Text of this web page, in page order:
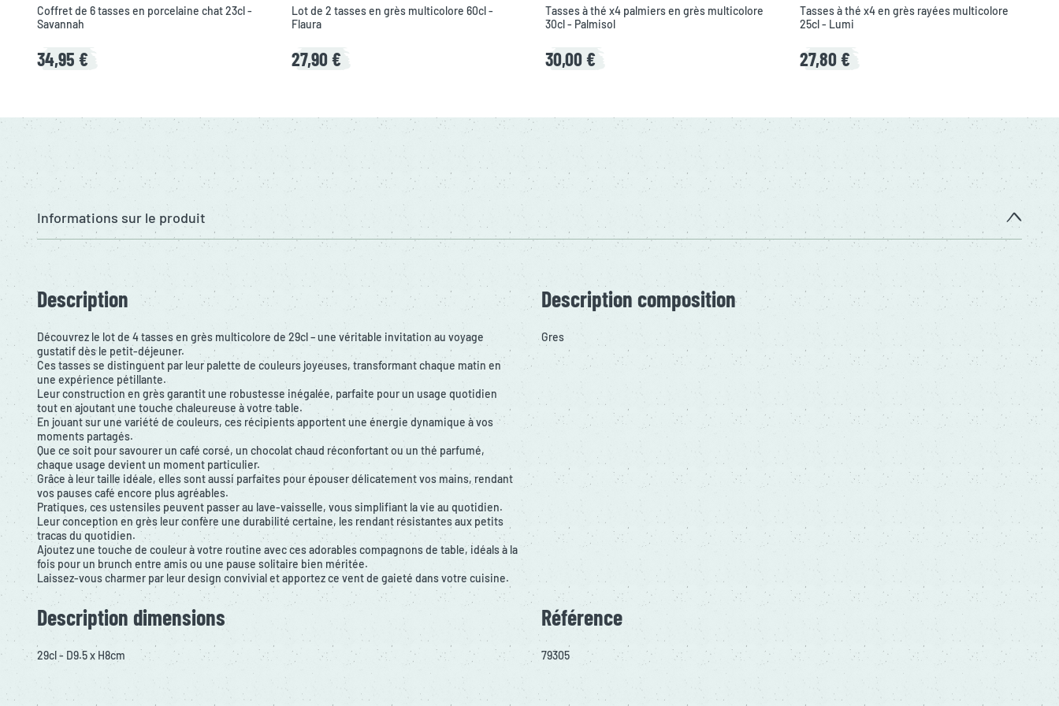
Coffret de 6 tasses en porcelaine chat 23cl -
Savannah
34,95 €
Lot de 2 tasses en grès multicolore 60cl -
Flaura
27,90 €
Tasses à thé x4 palmiers en grès multicolore
30cl - Palmisol
30,00 €
Tasses à thé x4 en grès rayées multicolore
25cl - Lumi
27,80 €
Informations sur le produit
Description
Découvrez le lot de 4 tasses en grès multicolore de 29cl – une véritable invitation au voyage
gustatif dès le petit-déjeuner.
Ces tasses se distinguent par leur palette de couleurs joyeuses, transformant chaque matin en
une expérience pétillante.
Leur construction en grès garantit une robustesse inégalée, parfaite pour un usage quotidien
tout en ajoutant une touche chaleureuse à votre table.
En jouant sur une variété de couleurs, ces récipients apportent une énergie dynamique à vos
moments partagés.
Que ce soit pour savourer un café corsé, un chocolat chaud réconfortant ou un thé parfumé,
chaque usage devient un moment particulier.
Grâce à leur taille idéale, elles sont aussi parfaites pour épouser délicatement vos mains, rendant
vos pauses café encore plus agréables.
Pratiques, ces ustensiles peuvent passer au lave-vaisselle, vous simplifiant la vie au quotidien.
Leur conception en grès leur confère une durabilité certaine, les rendant résistantes aux petits
tracas du quotidien.
Ajoutez une touche de couleur à votre routine avec ces adorables compagnons de table, idéals à la
fois pour un brunch entre amis ou une pause solitaire bien méritée.
Laissez-vous charmer par leur design convivial et apportez ce vent de gaieté dans votre cuisine.
Description composition
Gres
Description dimensions
29cl - D9.5 x H8cm
Référence
79305